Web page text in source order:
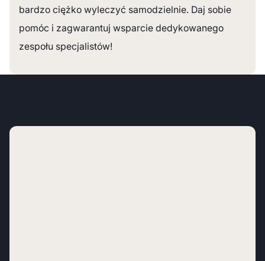
bardzo ciężko wyleczyć samodzielnie. Daj sobie
pomóc i zagwarantuj wsparcie dedykowanego
zespołu specjalistów!